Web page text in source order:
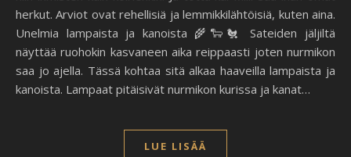
herkut. Arviot ovat rehellisiä ja lemmikkilähtöisiä, kuten aina.
Unelmia lampaista ja kanoista 🌾🐑🐔 Sateiden jäljiltä
näyttää ruohokin kasvaneen aika reippaasti joten nurmikon
saa jo ajella. Tässä kohtaa sitä alkaa haaveilla lampaista ja
kanoista. Lampaat pitäisivät nurmikon kurissa ja kanat…
LUE LISÄÄ